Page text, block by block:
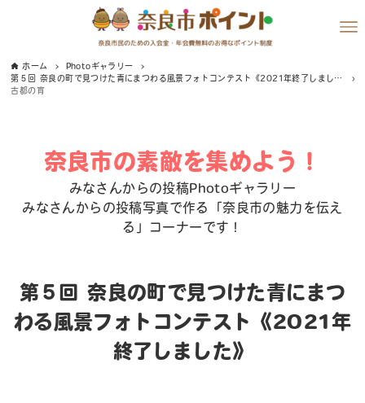
ホーム
Photoギャラリー
第５回 奈良の町で見つけた青にまつわる風景フォトコンテスト《2021年終了しました》
古都の宵
奈良市の素敵を集めよう！
みなさんからの投稿Photoギャラリー
みなさんからの投稿写真で作る「奈良市の魅力を伝え
る」コーナーです！
第５回 奈良の町で見つけた青にまつ
わる風景フォトコンテスト《2021年
終了しました》